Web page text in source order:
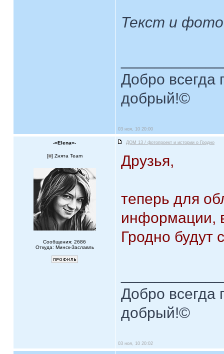
Текст и
Добро всегда
добрый!©
03 ноя, 10 20:00
-=Elena=- ДОМ 13 / фотопроект и истории о Гродно
[ ] Zнята Team
Сообщения: 2686
Откуда: Минск-Заславль
Друзья,
теперь для
информации,
Гродно будут
Добро всегда
добрый!©
03 ноя, 10 20:02